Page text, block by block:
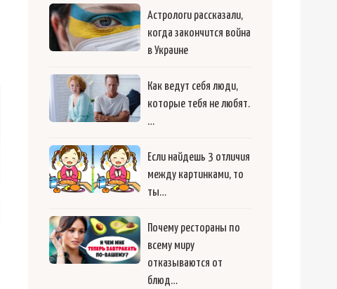
Астрологи рассказали,
когда закончится война
в Украине
Как ведут себя люди,
которые тебя не любят.
…
Если найдешь 3 отличия
между картинками, то
ты…
Почему рестораны по
всему миру
отказываются от
блюд…